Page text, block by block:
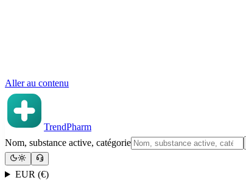
Aller au contenu
TrendPharm
Nom, substance active, catégorie
EUR (€)